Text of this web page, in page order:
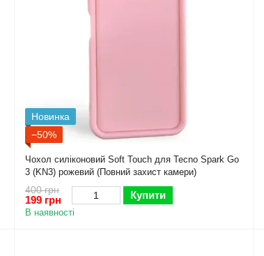
Новинка
−50%
Чохол силіконовий Soft Touch для Tecno Spark Go
3 (KN3) рожевий (Повний захист камери)
400 грн
199 грн Купити
В наявності